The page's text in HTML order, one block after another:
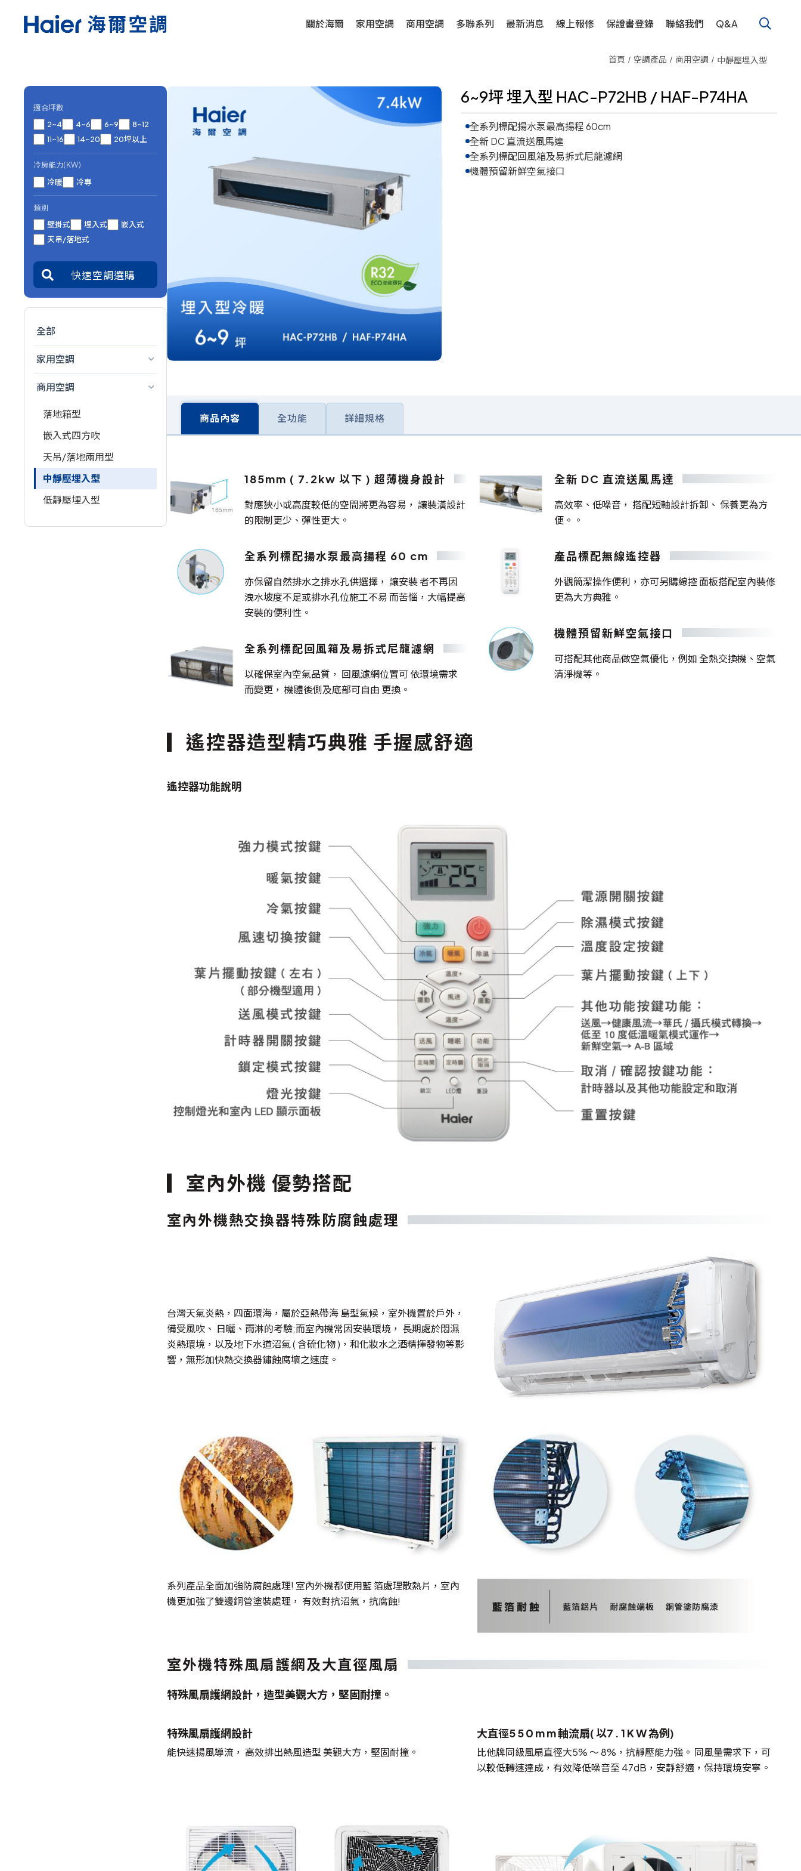
關於海爾 家用空調 商用空調 多聯系列 最新消息 線上報修 保證書登錄 聯絡我們 Q&A
首頁 空調產品 商用空調 中靜壓埋入型
適合坪數
2~4
4~6 6~9
8~12
11~16
14~20 20坪以上
冷房能力(KW)
冷暖
冷專
類別
壁掛式
埋入式
嵌入式
天吊/落地式
全部
家用空調
商用空調
落地箱型
嵌入式四方吹
天吊/落地兩用型
中靜壓埋入型
低靜壓埋入型
6~9坪 埋入型 HAC-P72HB / HAF-P74HA
全系列標配揚水泵最高揚程 60cm
全新 DC 直流送風馬達
全系列標配回風箱及易拆式尼龍濾網
機體預留新鮮空氣接口
商品內容 全功能 詳細規格
185mm ( 7.2kw 以下 ) 超薄機身設計
對應狹小或高度較低的空間將更為容易， 讓裝潢設計
的限制更少、彈性更大。
全系列標配揚水泵最高揚程 60 cm
亦保留自然排水之排水孔供選擇， 讓安裝 者不再因
洩水坡度不足或排水孔位施工不易 而苦惱，大幅提高
安裝的便利性。
全系列標配回風箱及易拆式尼龍濾網
以確保室內空氣品質， 回風濾網位置可 依環境需求
而變更， 機體後側及底部可自由 更換。
全新 DC 直流送風馬達
高效率、低噪音， 搭配短軸設計拆卸、 保養更為方
便。。
產品標配無線遙控器
外觀簡潔操作便利，亦可另購線控 面板搭配室內裝修
更為大方典雅。
機體預留新鮮空氣接口
可搭配其他商品做空氣優化，例如 全熱交換機、空氣
清淨機等。
遙控器造型精巧典雅 手握感舒適
遙控器功能說明
室內外機 優勢搭配
室內外機熱交換器特殊防腐蝕處理
台灣天氣炎熱，四面環海，屬於亞熱帶海 島型氣候，室外機置於戶外，
備受風吹、 日曬、雨淋的考驗;而室內機常因安裝環境， 長期處於悶濕
炎熱環境，以及地下水道沼氣 ( 含硫化物 )，和化妝水之酒精揮發物等影
響，無形加快熱交換器鏽蝕腐壞之速度。
系列產品全面加強防腐蝕處理! 室內外機都使用藍 箔處理散熱片，室內
機更加強了雙邊銅管塗裝處理， 有效對抗沼氣，抗腐蝕!
室外機特殊風扇護網及大直徑風扇
特殊風扇護網設計，造型美觀大方，堅固耐撞。
特殊風扇護網設計
能快速揚風導流， 高效排出熱風造型 美觀大方，堅固耐撞。
大直徑5 5 0 m m 軸流扇( 以7 . 1 K W 為例)
比他牌同級風扇直徑大5% ～ 8%，抗靜壓能力強。 同風量需求下，可
以較低轉速達成，有效降低噪音至 47dB，安靜舒適，保持環境安寧。